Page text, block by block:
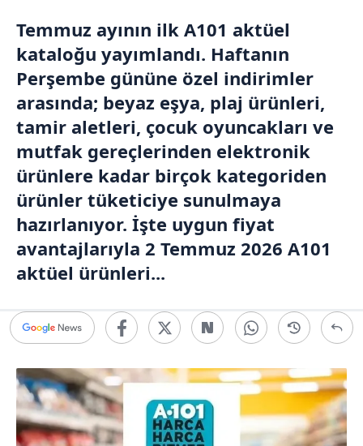
Temmuz ayının ilk A101 aktüel
kataloğu yayımlandı. Haftanın
Perşembe gününe özel indirimler
arasında; beyaz eşya, plaj ürünleri,
tamir aletleri, çocuk oyuncakları ve
mutfak gereçlerinden elektronik
ürünlere kadar birçok kategoriden
ürünler tüketiciye sunulmaya
hazırlanıyor. İşte uygun fiyat
avantajlarıyla 2 Temmuz 2026 A101
aktüel ürünleri...